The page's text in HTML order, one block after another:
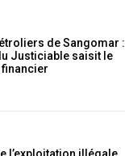
de Sangomar :
Justiciable saisit le